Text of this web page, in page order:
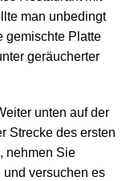
man unbedingt
gemischte Platte
geräucherter
unten auf der
Strecke des ersten
nehmen Sie
versuchen es